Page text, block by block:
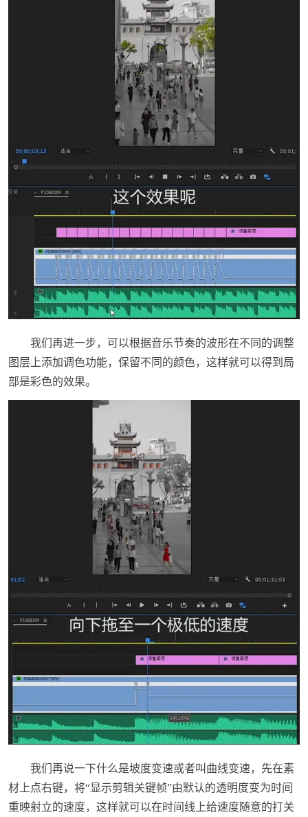
我们再进一步，可以根据音乐节奏的波形在不同的调整
图层上添加调色功能，保留不同的颜色，这样就可以得到局
部是彩色的效果。
我们再说一下什么是坡度变速或者叫曲线变速，先在素
材上点右键，将“显示剪辑关键帧”由默认的透明度变为时间
重映射立的速度，这样就可以在时间线上给速度随意的打关